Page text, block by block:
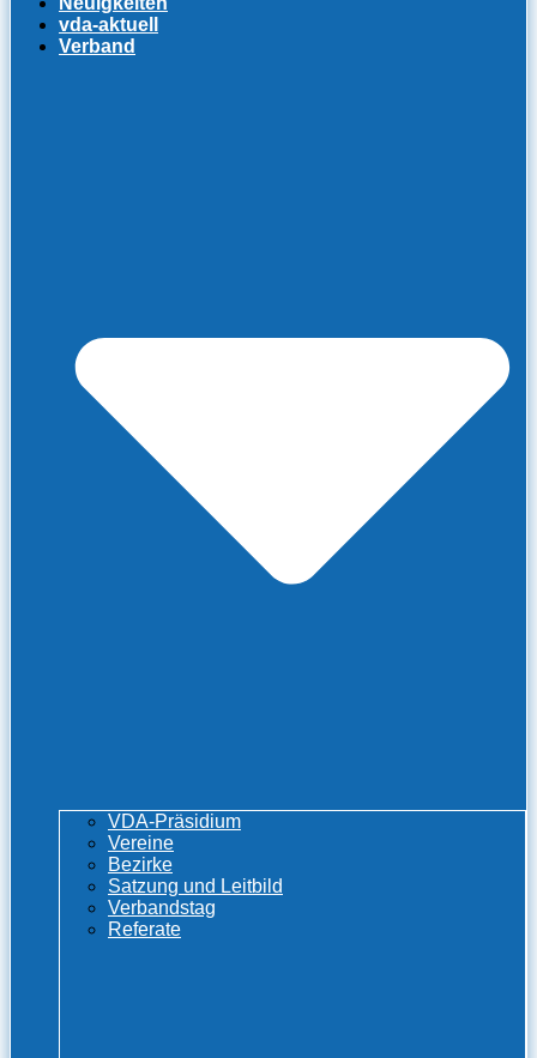
vda-aktuell
Verband
VDA-Präsidium
Vereine
Bezirke
Satzung und Leitbild
Verbandstag
Referate